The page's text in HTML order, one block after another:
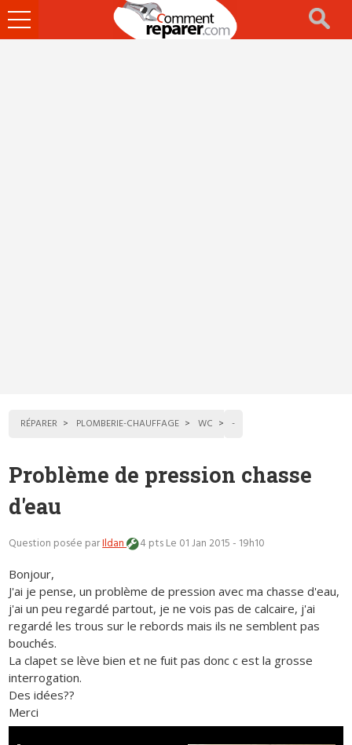
Ouvrir
le
RÉPARER PLOMBERIE-CHAUFFAGE WC -
Problème de pression chasse
d'eau
Question posée parIldan 4 ptsLe 01 Jan 2015 - 19h10
Bonjour,
J'ai je pense, un problème de pression avec ma chasse d'eau,
j'ai un peu regardé partout, je ne vois pas de calcaire, j'ai
regardé les trous sur le rebords mais ils ne semblent pas
bouchés.
La clapet se lève bien et ne fuit pas donc c est la grosse
interrogation.
Des idées??
Merci